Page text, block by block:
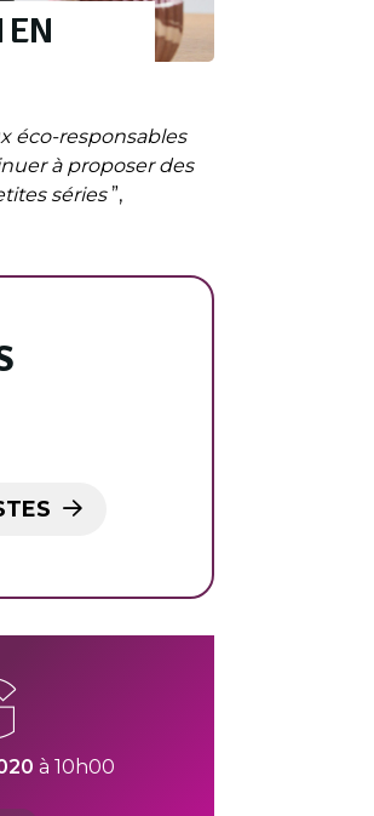
EN
éco-responsables
à proposer des
séries”,
à 10h00